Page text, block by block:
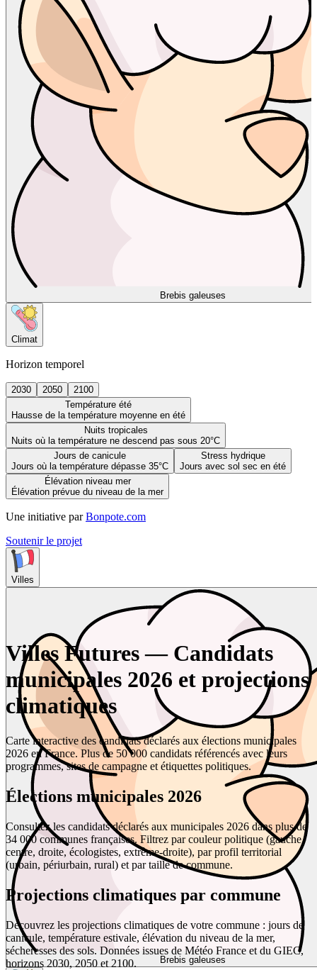
Brebis galeuses
Climat
Horizon temporel
2030 2050
2100
Température été
Hausse de la température moyenne en été
Nuits tropicales
Nuits où la température ne descend pas sous 20°C
Jours de canicule
Jours où la température dépasse 35°C
Stress hydrique
Jours avec sol sec en été
Élévation niveau mer
Élévation prévue du niveau de la mer
Une initiative par Bonpote.com
Soutenir le projet
Villes
Brebis galeuses
Villes Futures — Candidats
municipales 2026 et projections
climatiques
Carte interactive des candidats déclarés aux élections municipales
2026 en France. Plus de 50 000 candidats référencés avec leurs
programmes, sites de campagne et étiquettes politiques.
Élections municipales 2026
Consultez les candidats déclarés aux municipales 2026 dans plus de
34 000 communes françaises. Filtrez par couleur politique (gauche,
centre, droite, écologistes, extrême-droite), par profil territorial
(urbain, périurbain, rural) et par taille de commune.
Projections climatiques par commune
Découvrez les projections climatiques de votre commune : jours de
canicule, température estivale, élévation du niveau de la mer,
sécheresses des sols. Données issues de Météo France et du GIEC,
horizons 2030, 2050 et 2100.